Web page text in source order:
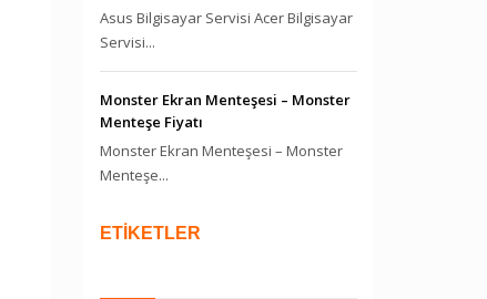
Asus Bilgisayar Servisi Acer Bilgisayar
Servisi...
Monster Ekran Menteşesi – Monster
Menteşe Fiyatı
Monster Ekran Menteşesi – Monster
Menteşe...
ETİKETLER